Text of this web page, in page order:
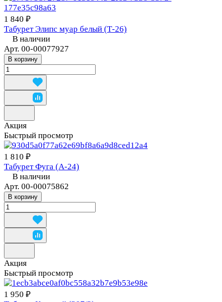
1 840 ₽
Табурет Элипс муар белый (Т-26)
В наличии
Арт. 00-00077927
В корзину
Акция
Быстрый просмотр
1 810 ₽
Табурет Фуга (А-24)
В наличии
Арт. 00-00075862
В корзину
Акция
Быстрый просмотр
1 950 ₽